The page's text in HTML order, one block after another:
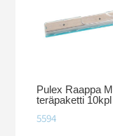
Pulex Raappa
teräpaketti 10kpl
5594